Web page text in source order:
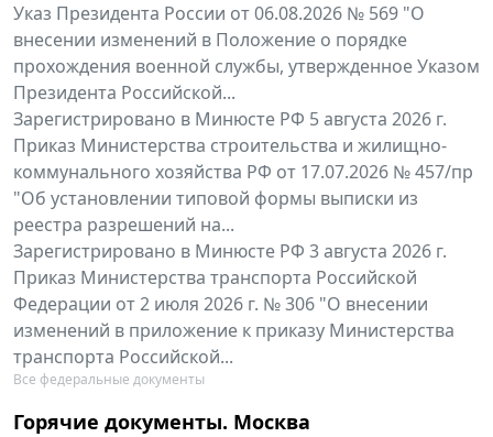
Указ Президента России от 06.08.2026 № 569 "О
внесении изменений в Положение о порядке
прохождения военной службы, утвержденное Указом
Президента Российской...
Зарегистрировано в Минюсте РФ 5 августа 2026 г.
Приказ Министерства строительства и жилищно-
коммунального хозяйства РФ от 17.07.2026 № 457/пр
"Об установлении типовой формы выписки из
реестра разрешений на...
Зарегистрировано в Минюсте РФ 3 августа 2026 г.
Приказ Министерства транспорта Российской
Федерации от 2 июля 2026 г. № 306 "О внесении
изменений в приложение к приказу Министерства
транспорта Российской...
Все федеральные документы
Горячие документы. Москва